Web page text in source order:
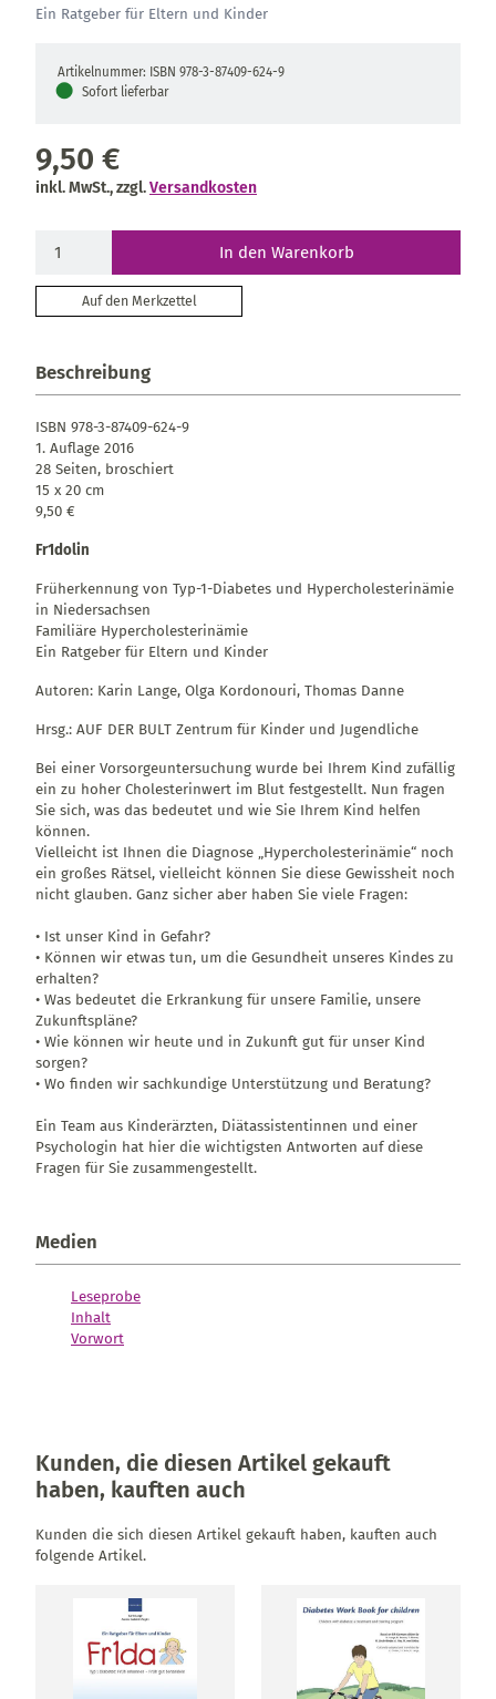
Ein Ratgeber für Eltern und Kinder
Artikelnummer: ISBN 978-3-87409-624-9
● Sofort lieferbar
9,50 €
inkl. MwSt., zzgl.Versandkosten
In den Warenkorb
Auf den Merkzettel
Beschreibung
ISBN 978-3-87409-624-9
1. Auflage 2016
28 Seiten, broschiert
15 x 20 cm
9,50 €
Fr1dolin
Früherkennung von Typ-1-Diabetes und Hypercholesterinämie
in Niedersachsen
Familiäre Hypercholesterinämie
Ein Ratgeber für Eltern und Kinder
Autoren: Karin Lange, Olga Kordonouri, Thomas Danne
Hrsg.: AUF DER BULT Zentrum für Kinder und Jugendliche
Bei einer Vorsorgeuntersuchung wurde bei Ihrem Kind zufällig
ein zu hoher Cholesterinwert im Blut festgestellt. Nun fragen
Sie sich, was das bedeutet und wie Sie Ihrem Kind helfen
können.
Vielleicht ist Ihnen die Diagnose „Hypercholesterinämie“ noch
ein großes Rätsel, vielleicht können Sie diese Gewissheit noch
nicht glauben. Ganz sicher aber haben Sie viele Fragen:
• Ist unser Kind in Gefahr?
• Können wir etwas tun, um die Gesundheit unseres Kindes zu
erhalten?
• Was bedeutet die Erkrankung für unsere Familie, unsere
Zukunftspläne?
• Wie können wir heute und in Zukunft gut für unser Kind
sorgen?
• Wo finden wir sachkundige Unterstützung und Beratung?
Ein Team aus Kinderärzten, Diätassistentinnen und einer
Psychologin hat hier die wichtigsten Antworten auf diese
Fragen für Sie zusammengestellt.
Medien
Leseprobe
Inhalt
Vorwort
Kunden, die diesen Artikel gekauft
haben, kauften auch
Kunden die sich diesen Artikel gekauft haben, kauften auch
folgende Artikel.